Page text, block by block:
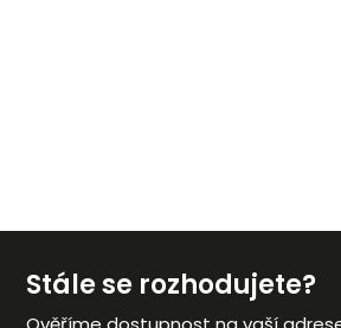
Stále se rozhodujete?